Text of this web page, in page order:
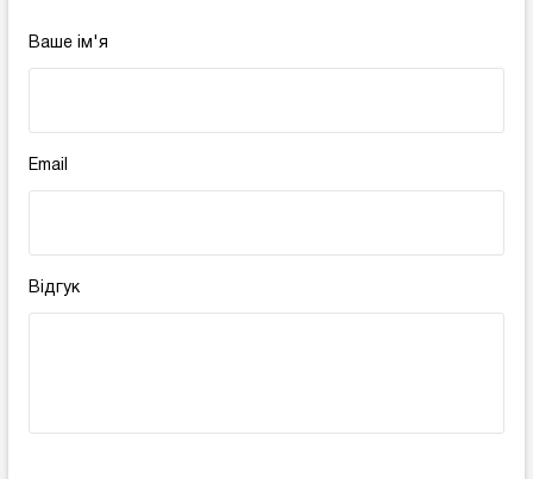
Ваше ім'я
Email
Відгук